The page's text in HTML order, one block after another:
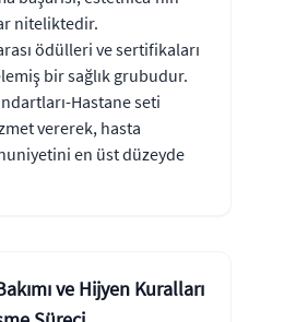
niteliktedir.
ödülleri ve sertifikaları
bir sağlık grubudur.
Hastane seti
vererek, hasta
en üst düzeyde
ve Hijyen Kuralları